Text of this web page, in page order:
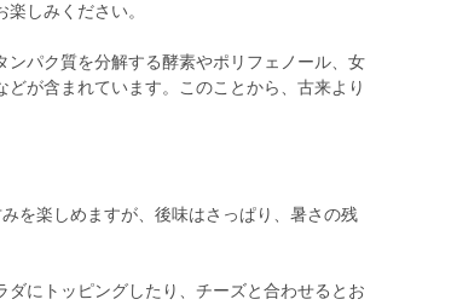
しみください。
パク質を分解する酵素やポリフェノール、女
が含まれています。このことから、古来より
を楽しめますが、後味はさっぱり、暑さの残
にトッピングしたり、チーズと合わせるとお